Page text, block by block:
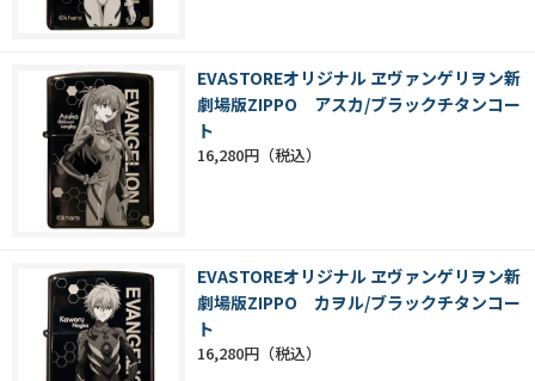
EVASTOREオリジナル ヱヴァンゲリヲン新
劇場版ZIPPO アスカ/ブラックチタンコー
ト
16,280円
EVASTOREオリジナル ヱヴァンゲリヲン新
劇場版ZIPPO カヲル/ブラックチタンコー
ト
16,280円